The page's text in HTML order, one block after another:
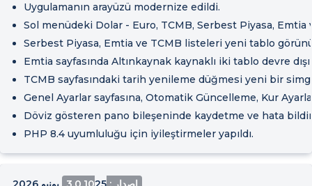
Uygulamanın arayüzü modernize edildi.
Sol menüdeki Dolar - Euro, TCMB, Serbest Piyasa,
Serbest Piyasa, Emtia ve TCMB listeleri yeni tablo
Emtia sayfasında Altınkaynak kaynaklı iki tablo devre
TCMB sayfasındaki tarih yenileme düğmesi yeni bir
Genel Ayarlar sayfasına, Otomatik Güncelleme, Kur
Döviz gösteren pano bileşeninde kaydetme ve hata
PHP 8.4 uyumluluğu için iyileştirmeler yapıldı.